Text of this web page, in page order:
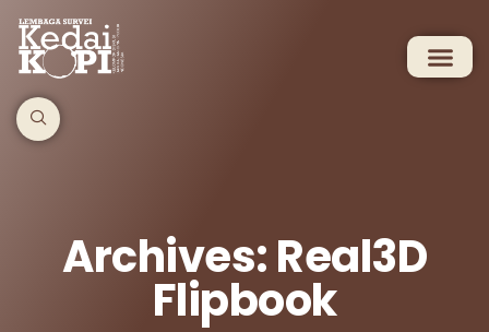
Archives: Real3D
Flipbook